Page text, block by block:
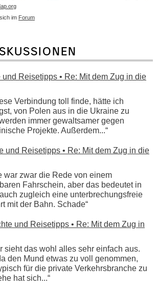
im Forum
und Reisetipps • Re: Mit dem Zug in die
Verbindung toll finde, hätte ich
von Polen aus in die Ukraine zu
immer gewaltsamer gegen
Projekte. Außerdem...“
und Reisetipps • Re: Mit dem Zug in die
war zwar die Rede von einem
Fahrschein, aber das bedeutet in
zugleich eine unterbrechungsfreie
mit der Bahn. Schade“
und Reisetipps • Re: Mit dem Zug in
sieht das wohl alles sehr einfach aus.
den Mund etwas zu voll genommen,
für die private Verkehrsbranche zu
hat sich...“